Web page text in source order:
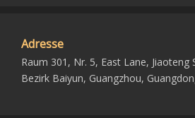
Adresse
Raum 301, Nr. 5, East Lane, Jiaoteng
Bezirk Baiyun, Guangzhou,